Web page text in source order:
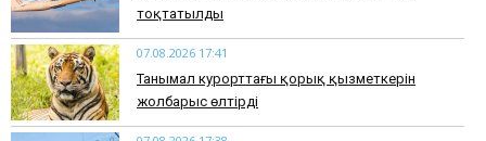
тоқтатылды
07.08.2026 17:41
​Танымал курорттағы қорық қызметкерін
жолбарыс өлтірді